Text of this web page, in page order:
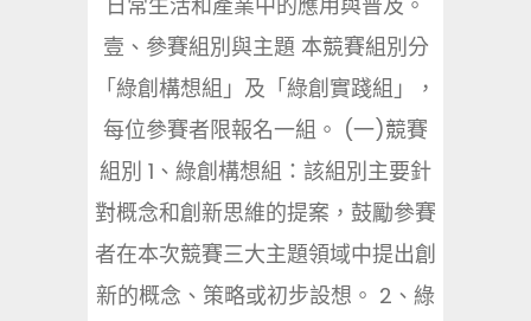
壹、參賽組別與主題 本競賽組別分
「綠創構想組」及「綠創實踐組」，
每位參賽者限報名一組。 (一)競賽
組別 1、綠創構想組：該組別主要針
對概念和創新思維的提案，鼓勵參賽
者在本次競賽三大主題領域中提出創
新的概念、策略或初步設想。 2、綠